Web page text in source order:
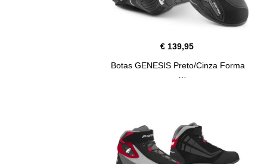
€ 139,95
Botas GENESIS Preto/Cinza Forma